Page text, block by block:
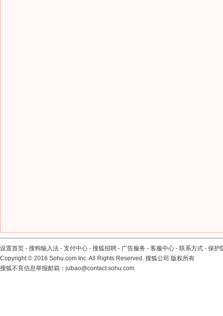
设置首页 - 搜狗输入法 - 支付中心 - 搜狐招聘 - 广告服务 - 客服中心 - 联系方式 - 保护
Copyright© 2016 Sohu.com Inc. All Rights Reserved. 搜狐公司 版权所有
搜狐不良信息举报邮箱： jubao@contact.sohu.com